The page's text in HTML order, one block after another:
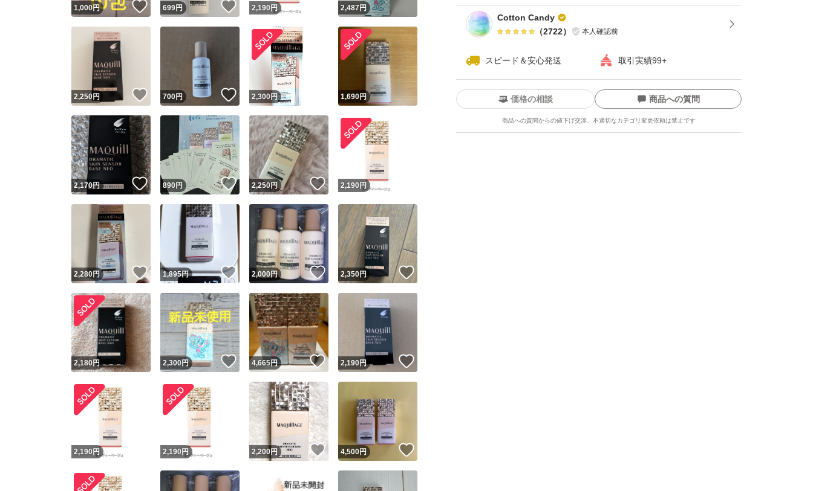
する場合があります。予めご了承下さい。
※その他、写真や価格表記だけではわからないお得な商品を出品
しています。マル秘の特典は各商品の詳細をご覧下さい。
最後までご覧頂きありがとうございましたm(_ _)m
Cotton Candy
（2722） 本人確認前
スピード＆安心発送 取引実績99+
ユーザーの実績について
Yahoo!フリマが定めた一定の基準を満たしたユーザーにバッジを付与しています
安心取引出品者
安心取引出品者 Yahoo!フリマの基準をクリアした安心・安全なユーザーです
取引実績
取引実績◯+ このユーザーはYahoo!フリマの取引を完了させた実績があります
他フリマ実績◯+ このユーザーは他フリマサービスでの取引実績があります
スピード&安心発送
※このバッジは実績に基づく表示であり、発送を保証しているものではありません
スピード＆安心発送
このユーザーは高頻度で24時間以内＆設定した発送日数内に発送してい
このユーザーは高頻度で24時間以内に発送しています
価格の相談 商品への質問
商品への質問からの値下げ交渉、不適切なカテゴリ変更依頼は禁止です
この商品の情報をコピーします
商品画像の 無断転載は禁止されています
コピーは1商品につき1回 です
出品ページへ
1,000円 いいね！
699円 いいね！
2,190 円 2,487円
2,250円 いいね！
700円 いいね！
2,300円 1,690円
2,170円 いいね！
890円 いいね！
2,250円 いいね！
2,190 円
2,280円 いいね！
1,895円 いいね！
2,000円 いいね！
2,350円
2,180円 2,300 円 いいね！
4,665円 いいね！
2,190円
2,190 円 2,190 円 2,200円 いいね！
4,500円